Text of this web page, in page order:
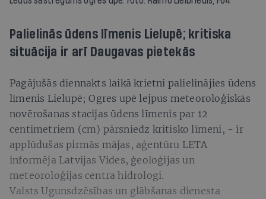
Palielinās ūdens līmenis Lielupē; kritiska
situācija ir arī Daugavas pietekās
Pagājušās diennakts laikā krietni palielinājies ūdens
līmenis Lielupē; Ogres upē lejpus meteoroloģiskās
novērošanas stacijas ūdens līmenis par 12
centimetriem (cm) pārsniedz kritisko līmeni, - ir
applūdušas pirmās mājas, aģentūru LETA
informēja Latvijas Vides, ģeoloģijas un
meteoroloģijas centra hidrologi.
Valsts Ugunsdzēsības un glābšanas dienesta